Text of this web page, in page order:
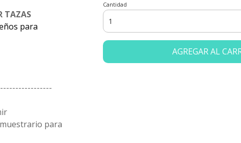
TAZAS
para
para
Cantidad
AGREGAR AL